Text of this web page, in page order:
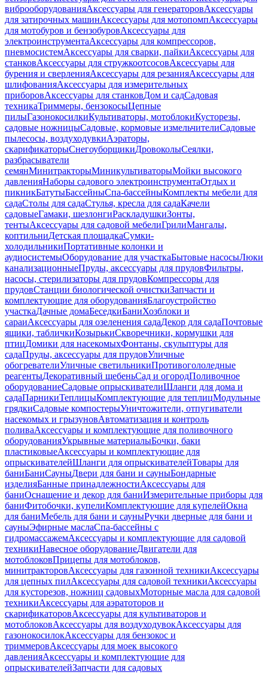
виброоборудованияАксессуары для генераторовАксессуары
для затирочных машинАксессуары для мотопомпАксессуары
для мотобуров и бензобуровАксессуары для
электроинструментаАксессуары для компрессоров,
пневмосистемАксессуары для сварки, пайкиАксессуары для
станковАксессуары для стружкоотсосовАксессуары для
бурения и сверленияАксессуары для резанияАксессуары для
шлифованияАксессуары для измерительных
приборовАксессуары для станковДом и садСадовая
техникаТриммеры, бензокосыЦепные
пилыГазонокосилкиКультиваторы, мотоблокиКусторезы,
садовые ножницыСадовые, кормовые измельчителиСадовые
пылесосы, воздуходувкиАэраторы,
скарификаторыСнегоуборщикиДровоколыСеялки,
разбрасыватели
семянМинитракторыМиникультиваторыМойки высокого
давленияНаборы садового электроинструментаОтдых и
пикникБатутыБассейныСпа-бассейныКомплекты мебели для
садаСтолы для садаСтулья, кресла для садаКачели
садовыеГамаки, шезлонгиРаскладушкиЗонты,
тентыАксессуары для садовой мебелиГрилиМангалы,
коптильниДетская площадкаСумки-
холодильникиПортативные колонки и
аудиосистемыОборудование для участкаБытовые насосыЛюки
канализационныеПруды, аксессуары для прудовФильтры,
насосы, стерилизаторы для прудовКомпрессоры для
прудовСтанции биологической очисткиЗапчасти и
комплектующие для оборудованияБлагоустройство
участкаДачные домаБеседкиБаниХозблоки и
сараиАксессуары для озеленения садаДекор для садаПочтовые
ящики, табличкиКозырькиСкворечники, кормушки для
птицДомики для насекомыхФонтаны, скульптуры для
садаПруды, аксессуары для прудовУличные
обогревателиУличные светильникиПротивогололедные
реагентыДекоративный щебеньСад и огородПоливочное
оборудованиеСадовые опрыскивателиШланги для дома и
садаПарникиТеплицыКомплектующие для теплицМодульные
грядкиСадовые компостерыУничтожители, отпугиватели
насекомых и грызуновАвтоматизация и контроль
поливаАксессуары и комплектующие для поливочного
оборудованияУкрывные материалыБочки, баки
пластиковыеАксессуары и комплектующие для
опрыскивателейШланги для опрыскивателейТовары для
баниБаниСауныДвери для бани и сауныБондарные
изделияБанные принадлежностиАксессуары для
баниОснащение и декор для баниИзмерительные приборы для
баниФитобочки, купелиКомплектующие для купелейОкна
для баниМебель для бани и сауныРучки дверные для бани и
сауныЭфирные маслаСпа-бассейны с
гидромассажемАксессуары и комплектующие для садовой
техникиНавесное оборудованиеДвигатели для
мотоблоковПрицепы для мотоблоков,
минитракторовАксессуары для газонной техникиАксессуары
для цепных пилАксессуары для садовой техникиАксессуары
для кусторезов, ножниц садовыхМоторные масла для садовой
техникиАксессуары для аэратоторов и
скарификаторовАксессуары для культиваторов и
мотоблоковАксессуары для воздуходувокАксессуары для
газонокосилокАксессуары для бензокос и
триммеровАксессуары для моек высокого
давленияАксессуары и комплектующие для
опрыскивателейЗапчасти для садовых